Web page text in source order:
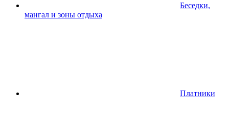
Беседки,
мангал и зоны отдыха
Платники